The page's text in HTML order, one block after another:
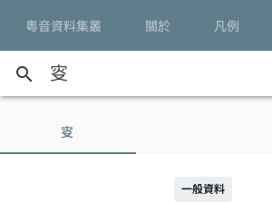
粵音資料集叢 關於 凡例
search
叜
一般資料